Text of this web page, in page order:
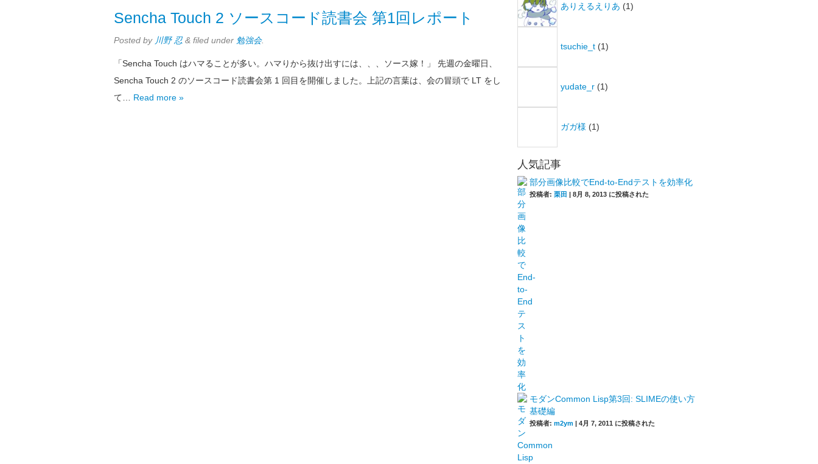
Sencha Touch 2 ソースコード読書会 第1回レポート
Posted by 川野 忍 & filed under 勉強会.
「Sencha Touch はハマることが多い。ハマりから抜け出すには、、、ソース嫁！」 先週の金曜日、
Sencha Touch 2 のソースコード読書会第 1 回目を開催しました。上記の言葉は、会の冒頭で LT をし
て… Read more »
ありえるえりあ (1)
tsuchie_t (1)
yudate_r (1)
ガガ様 (1)
人気記事
部分画像比較でEnd-to-Endテストを効率化
投稿者:栗田 |8月 8, 2013 に投稿された
モダンCommon Lisp第3回: SLIMEの使い方
基礎編
投稿者:m2ym |4月 7, 2011 に投稿された